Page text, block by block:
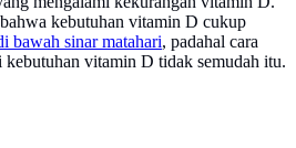
kebutuhan vitamin D cukup
bawah sinar matahari, padahal cara
kebutuhan vitamin D tidak semudah itu.